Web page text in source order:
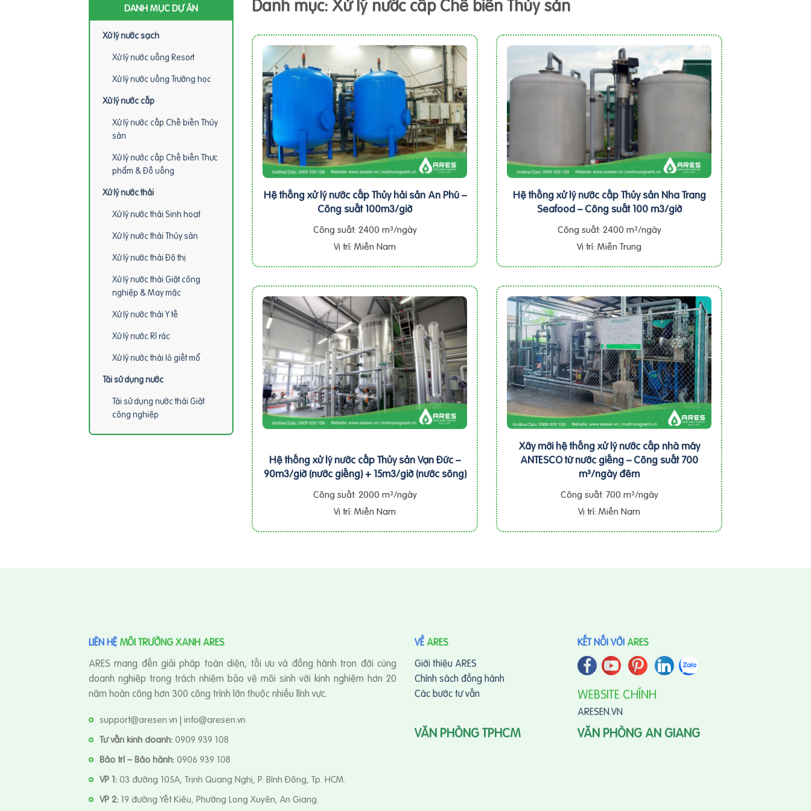
DANH MỤC DỰ ÁN
Xử lý nước sạch
Xử lý nước uống Resort
Xử lý nước uống Trường học
Xử lý nước cấp
Xử lý nước cấp Chế biến Thủy
sản
Xử lý nước cấp Chế biến Thực
phẩm & Đồ uống
Xử lý nước thải
Xử lý nước thải Sinh hoạt
Xử lý nước thải Thủy sản
Xử lý nước thải Đô thị
Xử lý nước thải Giặt công
nghiệp & May mặc
Xử lý nước thải Y tế
Xử lý nước Rỉ rác
Xử lý nước thải lò giết mổ
Tái sử dụng nước
Tái sử dụng nước thải Giặt
công nghiệp
Danh mục: Xử lý nước cấp Chế biến Thủy sản
Hệ thống xử lý nước cấp Thủy hải sản An Phú –
Công suất 100m3/giờ
Công suất: 2400 m³/ngày
Vị trí: Miền Nam
Hệ thống xử lý nước cấp Thủy sản Nha Trang
Seafood – Công suất 100 m3/giờ
Công suất: 2400 m³/ngày
Vị trí: Miền Trung
Hệ thống xử lý nước cấp Thủy sản Vạn Đức –
90m3/giờ (nước giếng) + 15m3/giờ (nước sông)
Công suất: 2000 m³/ngày
Vị trí: Miền Nam
Xây mới hệ thống xử lý nước cấp nhà máy
ANTESCO từ nước giếng – Công suất 700
m³/ngày đêm
Công suất: 700 m³/ngày
Vị trí: Miền Nam
LIÊN HỆ MÔI TRƯỜNG XANH ARES
ARES mang đến giải pháp toàn diện, tối ưu và đồng hành trọn đời cùng
doanh nghiệp trong trách nhiệm bảo vệ môi sinh với kinh nghiệm hơn 20
năm hoàn công hơn 300 công trình lớn thuộc nhiều lĩnh vực.
support@aresen.vn | info@aresen.vn
Tư vấn kinh doanh:0909 939 108
Bảo trì – Bảo hành:0906 939 108
VP 1:03 đường 105A, Trịnh Quang Nghị, P. Bình Đông, Tp. HCM.
VP 2: 19 đường Yết Kiêu, Phường Long Xuyên, An Giang.
VỀ ARES
Giới thiệu ARES
Chính sách đồng hành
Các bước tư vấn
VĂN PHÒNG TPHCM
KẾT NỐI VỚI ARES
WEBSITE CHÍNH
ARESEN.VN
VĂN PHÒNG AN GIANG